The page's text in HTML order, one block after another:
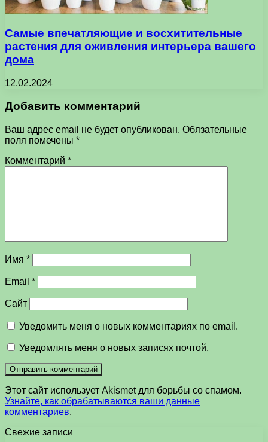
Самые впечатляющие и восхитительные
растения для оживления интерьера вашего
дома
12.02.2024
Добавить комментарий
Ваш адрес email не будет опубликован. Обязательные
поля помечены *
Комментарий *
Имя *
Email *
Сайт
Уведомить меня о новых комментариях по email.
Уведомлять меня о новых записях почтой.
Этот сайт использует Akismet для борьбы со спамом.
Узнайте, как обрабатываются ваши данные
комментариев.
Свежие записи